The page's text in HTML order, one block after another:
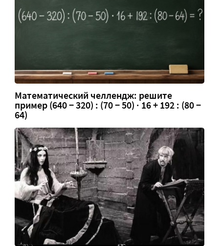
Математический челлендж: решите
пример (640 − 320) : (70 − 50) · 16 + 192 : (80 −
64)